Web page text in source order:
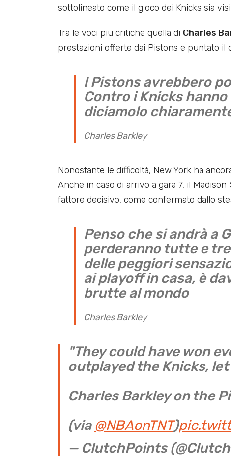
sottolineato come il gioco dei Knicks sia
Tra le voci più critiche quella di Charles
prestazioni offerte dai Pistons e puntato il
I Pistons avrebbero
Contro i Knicks
diciamolo
Charles Barkley
Nonostante le difficoltà, New York ha
Anche in caso di arrivo a gara 7, il
fattore decisivo, come confermato dallo
Penso che si andrà a
perderanno tutte e
delle peggiori
ai playoff in casa, è
brutte al mondo
Charles Barkley
"They could have won
outplayed the Knicks,
Charles Barkley on the
(via @NBAonTNT)
— ClutchPoints